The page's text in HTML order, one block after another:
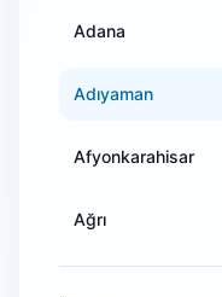
Adana
Adıyaman
Afyonkarahisar
Ağrı